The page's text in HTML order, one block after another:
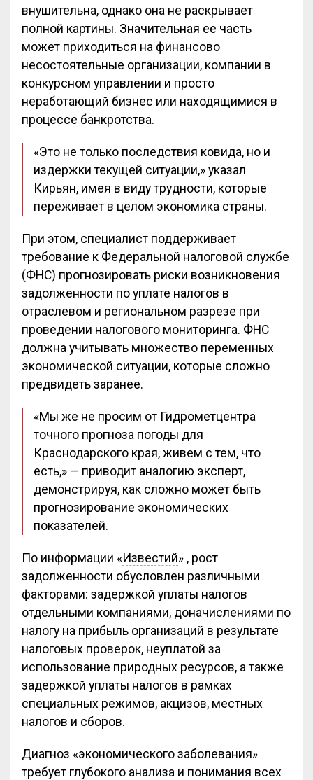
внушительна, однако она не раскрывает
полной картины. Значительная ее часть
может приходиться на финансово
несостоятельные организации, компании в
конкурсном управлении и просто
неработающий бизнес или находящимися в
процессе банкротства.
«Это не только последствия ковида, но и
издержки текущей ситуации,» указал
Кирьян, имея в виду трудности, которые
переживает в целом экономика страны.
При этом, специалист поддерживает
требование к Федеральной налоговой службе
(ФНС) прогнозировать риски возникновения
задолженности по уплате налогов в
отраслевом и региональном разрезе при
проведении налогового мониторинга. ФНС
должна учитывать множество переменных
экономической ситуации, которые сложно
предвидеть заранее.
«Мы же не просим от Гидрометцентра
точного прогноза погоды для
Краснодарского края, живем с тем, что
есть,» — приводит аналогию эксперт,
демонстрируя, как сложно может быть
прогнозирование экономических
показателей.
По информации «Известий» , рост
задолженности обусловлен различными
факторами: задержкой уплаты налогов
отдельными компаниями, доначислениями по
налогу на прибыль организаций в результате
налоговых проверок, неуплатой за
использование природных ресурсов, а также
задержкой уплаты налогов в рамках
специальных режимов, акцизов, местных
налогов и сборов.
Диагноз «экономического заболевания»
требует глубокого анализа и понимания всех